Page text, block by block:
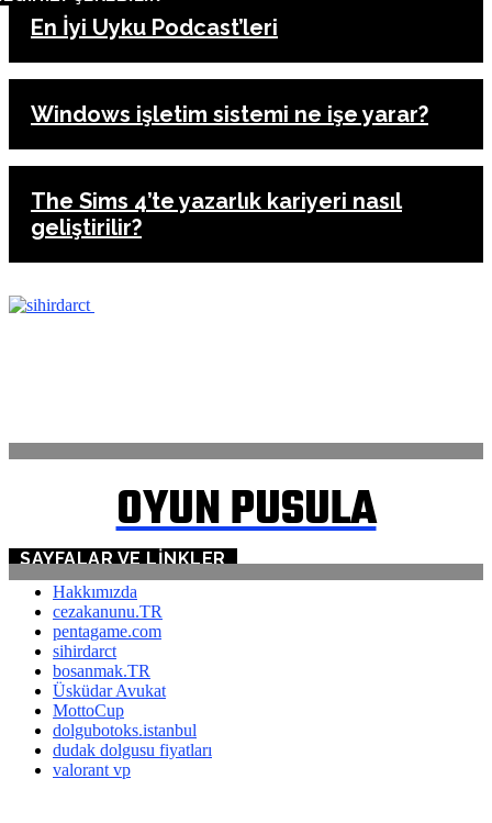
En İyi Uyku Podcast’leri
Windows işletim sistemi ne işe yarar?
The Sims 4’te yazarlık kariyeri nasıl
geliştirilir?
OYUN PUSULA
SAYFALAR VE LINKLER
Hakkımızda
cezakanunu.TR
pentagame.com
sihirdarct
bosanmak.TR
Üsküdar Avukat
MottoCup
dolgubotoks.istanbul
dudak dolgusu fiyatları
valorant vp